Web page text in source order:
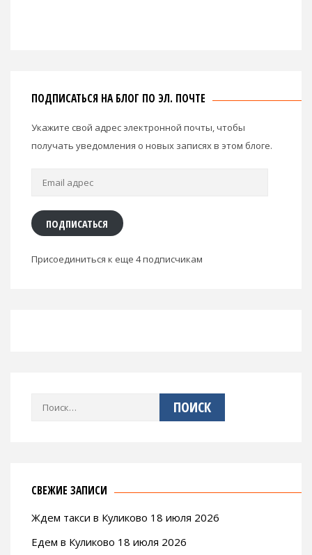
ПОДПИСАТЬСЯ НА БЛОГ ПО ЭЛ. ПОЧТЕ
Укажите свой адрес электронной почты, чтобы
получать уведомления о новых записях в этом блоге.
Email
ПОДПИСАТЬСЯ
Присоединиться к еще 4 подписчикам
Найти:
СВЕЖИЕ ЗАПИСИ
Ждем такси в Куликово 18 июля 2026
Едем в Куликово 18 июля 2026